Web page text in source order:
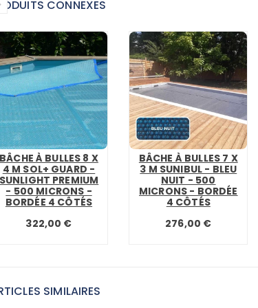
CONNEXES
BÂCHE À BULLES 8 X
4 M SOL+ GUARD -
PREMIUM
- 500 MICRONS -
BORDÉE 4 CÔTÉS
322,00 €
BÂCHE À BULLES 7 X
3 M SUNIBUL - BLEU
NUIT - 500
MICRONS - BORDÉE
4 CÔTÉS
276,00 €
SIMILAIRES